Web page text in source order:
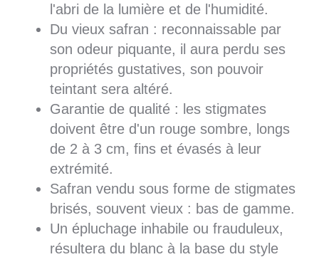
l'abri de la lumière et de l'humidité.
Du vieux safran : reconnaissable par
son odeur piquante, il aura perdu ses
propriétés gustatives, son pouvoir
teintant sera altéré.
Garantie de qualité : les stigmates
doivent être d'un rouge sombre, longs
de 2 à 3 cm, fins et évasés à leur
extrémité.
Safran vendu sous forme de stigmates
brisés, souvent vieux : bas de gamme.
Un épluchage inhabile ou frauduleux,
résultera du blanc à la base du style